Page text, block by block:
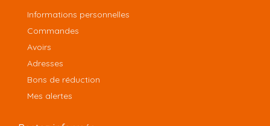
Informations personnelles
Commandes
Avoirs
Adresses
Bons de réduction
Mes alertes